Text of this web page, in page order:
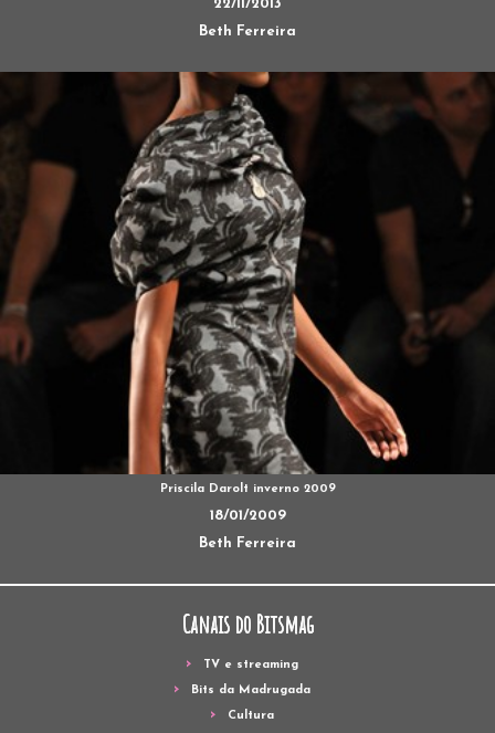
22/11/2013
Beth Ferreira
Priscila Darolt inverno 2009
18/01/2009
Beth Ferreira
Canais do Bitsmag
TV e streaming
Bits da Madrugada
Cultura